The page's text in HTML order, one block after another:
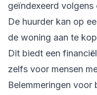
geïndexeerd volgens
De huurder kan op
de woning aan te
Dit biedt een
zelfs voor mensen
Belemmeringen